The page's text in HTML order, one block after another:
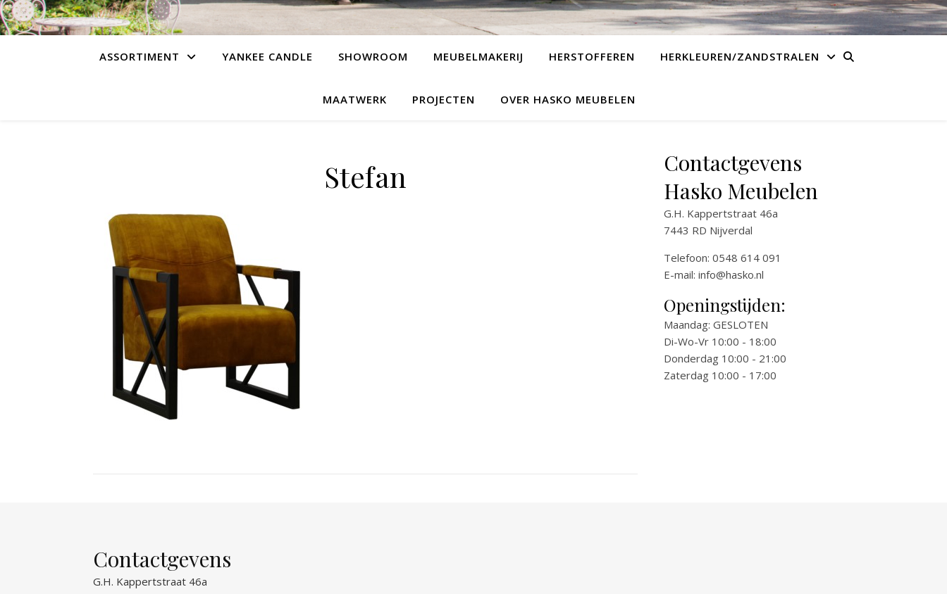
ASSORTIMENT YANKEE CANDLE SHOWROOM MEUBELMAKERIJ HERSTOFFEREN HERKLEUREN/ZANDSTRALEN
MAATWERK PROJECTEN OVER HASKO MEUBELEN
Stefan
Contactgevens
Hasko Meubelen
G.H. Kappertstraat 46a
7443 RD Nijverdal
Telefoon: 0548 614 091
E-mail: info@hasko.nl
Openingstijden:
Maandag: GESLOTEN
Di-Wo-Vr 10:00 - 18:00
Donderdag 10:00 - 21:00
Zaterdag 10:00 - 17:00
Contactgevens
G.H. Kappertstraat 46a